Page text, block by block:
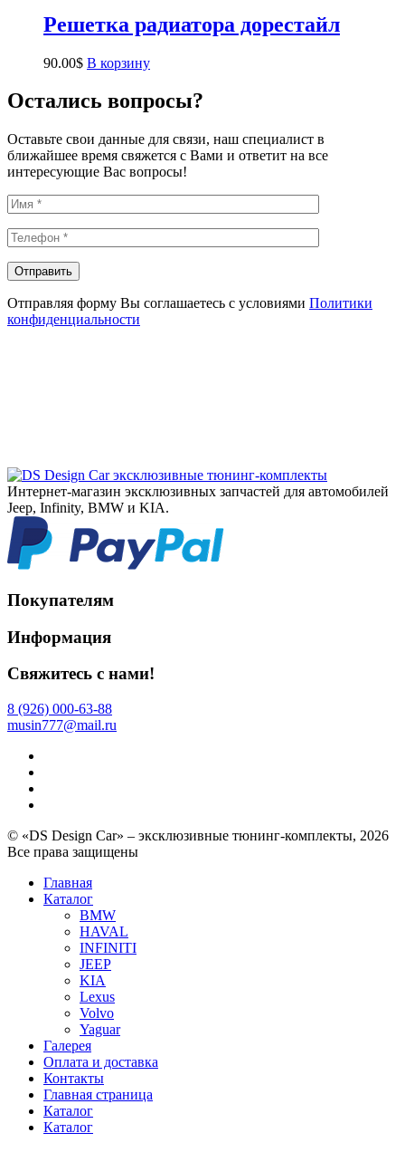
Решетка радиатора дорестайл
90.00$ В корзину
Остались вопросы?
Оставьте свои данные для связи, наш специалист в
ближайшее время свяжется с Вами и ответит на все
интересующие Вас вопросы!
Отправляя форму Вы соглашаетесь с условиями Политики
конфиденциальности
эксклюзивные тюнинг-комплекты
Интернет-магазин эксклюзивных запчастей для автомобилей
Jeep, Infinity, BMW и KIA.
Покупателям
Информация
Свяжитесь с нами!
8 (926) 000-63-88
musin777@mail.ru
© «DS Design Car» – эксклюзивные тюнинг-комплекты, 2026
Все права защищены
Главная
Каталог
BMW
HAVAL
INFINITI
JEEP
KIA
Lexus
Volvo
Yaguar
Галерея
Оплата и доставка
Контакты
Главная страница
Каталог
Каталог